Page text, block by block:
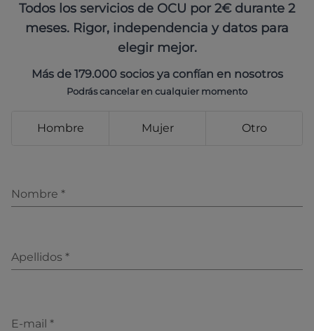
Todos los servicios de OCU por 2€ durante 2
meses. Rigor, independencia y datos para
elegir mejor.
Más de 179.000 socios ya confían en nosotros
Podrás cancelar en cualquier momento
Hombre Mujer Otro
Nombre *
Apellidos *
E-mail *